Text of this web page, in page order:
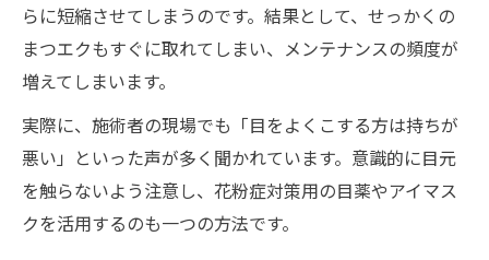
らに短縮させてしまうのです。結果として、せっかくの
まつエクもすぐに取れてしまい、メンテナンスの頻度が
増えてしまいます。
実際に、施術者の現場でも「目をよくこする方は持ちが
悪い」といった声が多く聞かれています。意識的に目元
を触らないよう注意し、花粉症対策用の目薬やアイマス
クを活用するのも一つの方法です。